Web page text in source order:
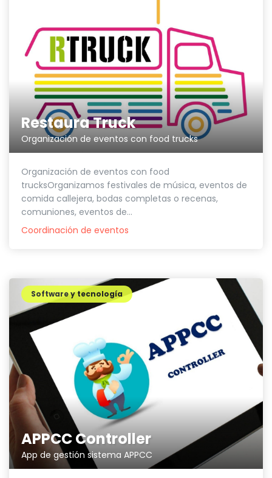
Restaura Truck
Organización de eventos con food trucks
Organización de eventos con food
trucksOrganizamos festivales de música, eventos de
comida callejera, bodas completas o recenas,
comuniones, eventos de...
Coordinación de eventos
APPCC Controller
App de gestión sistema APPCC
Software y tecnología